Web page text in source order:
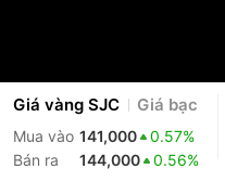
Giá vàng SJC Giá bạc
Mua vào 141,000
0.57%
Bán ra
144,000 0.56%